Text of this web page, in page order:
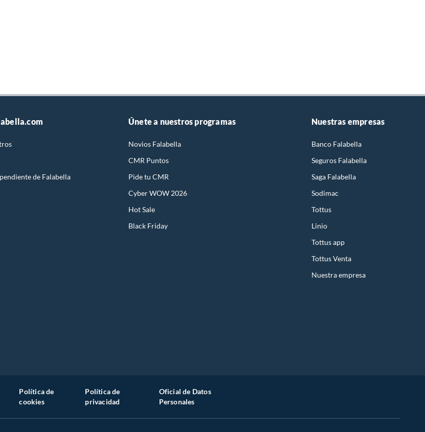
de Falabella
Únete a nuestros programas
Novios Falabella
CMR Puntos
Pide tu CMR
Cyber WOW 2026
Hot Sale
Black Friday
Nuestras empresas
Banco Falabella
Seguros Falabella
Saga Falabella
Sodimac
Tottus
Linio
Tottus app
Tottus Venta
Nuestra empresa
Política de
cookies
Política de
privacidad
Oficial de Datos
Personales